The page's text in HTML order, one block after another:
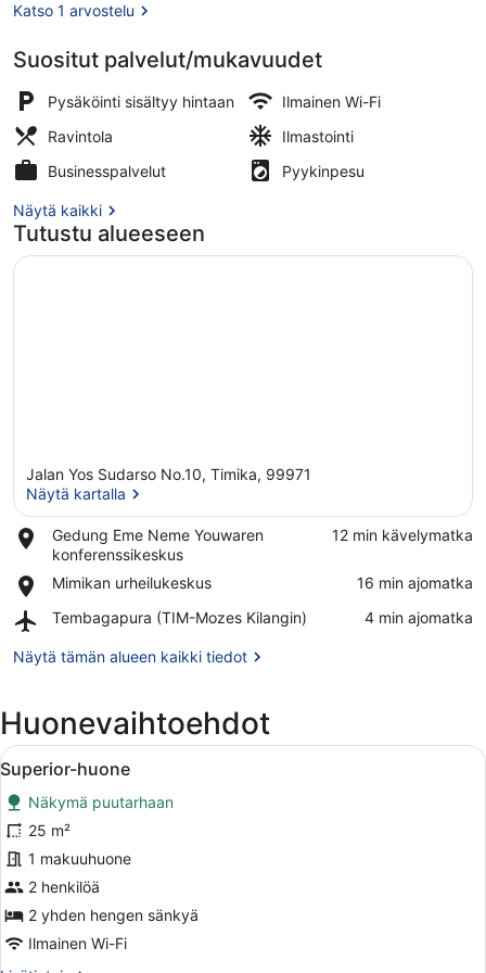
Majoituspaikan sisäänkäynti
Katso 1 arvostelu
Suositut palvelut/mukavuudet
Pysäköinti sisältyy hintaan
Ilmainen Wi-Fi
Ravintola
Ilmastointi
Businesspalvelut
Pyykinpesu
Näytä kaikki
Tutustu alueeseen
Jalan Yos Sudarso No.10, Timika, 99971
Näytä kartalla
Gedung Eme Neme Youwaren
konferenssikeskus
Place,
Gedung
Eme
Neme
Youwaren
konferenssikeskus
‪12 min kävelymatka‬
Mimikan urheilukeskus
Place,
urheilukeskus
‪16 min ajomatka‬
Tembagapura (TIM-Mozes Kilangin)
Airport,
(TIM-
‪4 min ajomatka‬
Näytä tämän alueen kaikki tiedot
Huonevaihtoehdot
Avaa
kaikki
huonetyypin
Superior-
huone
kuvat
Kaksi erillistä sänkyä, joissa on
3
Superior-huone
Näkymä puutarhaan
25 m²
1 makuuhuone
2 henkilöä
2 yhden hengen sänkyä
Ilmainen Wi-Fi